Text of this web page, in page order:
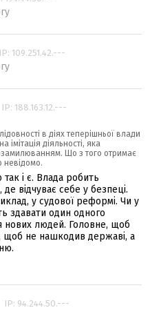
IP: 109.251.42.---
IP: 188.163.12.---
в діях теперішньої влади
імітація діяльності, яка
Що з того отримає
невідомо.
і є. Влада робить
відчуває себе у безпеці.
у судової реформі. Чи у
здавати один одного
нових людей. Головне, щоб
щоб не нашкодив державі, а
IP: 94.244.50.---